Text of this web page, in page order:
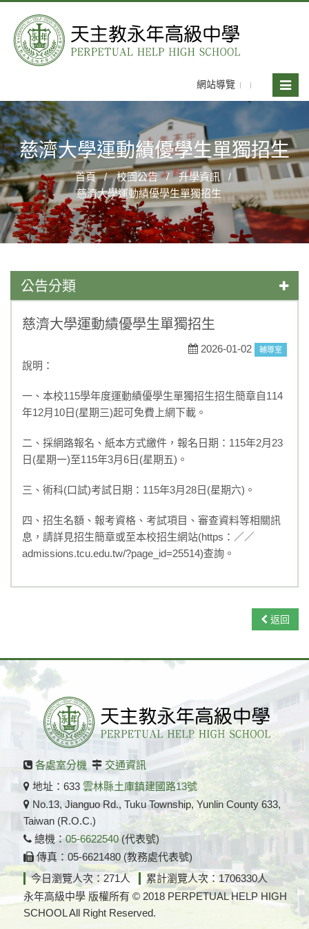
網站導覽
Toggle
慈濟大學運動績優學生單獨招生
首頁 校園公告
升學資訊
慈濟大學運動績優學生單獨招生
公告分類
學藝競試
榮譽榜
活動競賽
升學資訊
獎助學金
重要訊息
108課綱
永年菜單
慈濟大學運動績優學生單獨招生
2026-01-02 輔導室
說明：
一、本校115學年度運動績優學生單獨招生招生簡章自114
年12月10日(星期三)起可免費上網下載。
二、採網路報名、紙本方式繳件，報名日期：115年2月23
日(星期一)至115年3月6日(星期五)。
三、術科(口試)考試日期：115年3月28日(星期六)。
四、招生名額、報考資格、考試項目、審查資料等相關訊
息，請詳見招生簡章或至本校招生網站(https：／／
admissions.tcu.edu.tw/?page_id=25514)查詢。
返回
各處室分機
交通資訊
地址：633 雲林縣土庫鎮建國路13號
No.13, Jianguo Rd., Tuku Township, Yunlin County 633,
Taiwan (R.O.C.)
總機：05-6622540(代表號)
傳真：05-6621480 (教務處代表號)
今日瀏覽人次：271人
累計瀏覽人次：1706330人
永年高級中學 版權所有 © 2018 PERPETUAL HELP HIGH
SCHOOL All Right Reserved.